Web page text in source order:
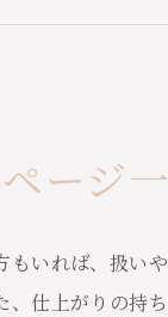
ージ
いれば、扱い
仕上がりの持